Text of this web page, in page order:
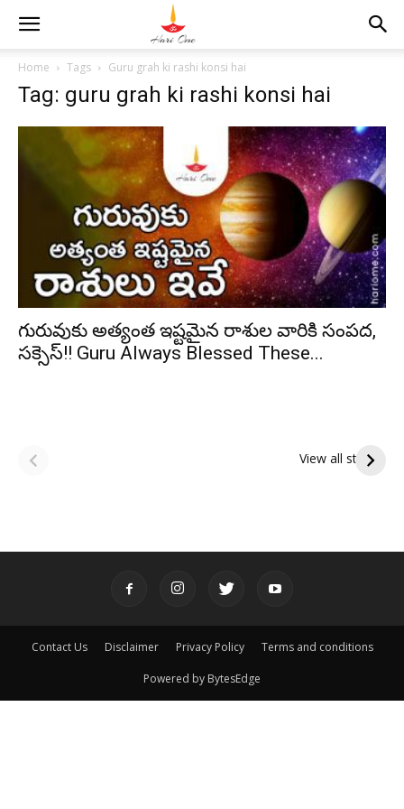
Home Tags Guru grah ki rashi konsi hai
Tag: guru grah ki rashi konsi hai
గురువుకు అత్యంత ఇష్టమైన రాశుల వారికి సంపద,
సక్సెస్!! Guru Always Blessed These...
View all stories
పితృదేవతల ఆశీర్వాదం
ఇంద్రకీలాద్రి గిరి ప్రదక్షిణ
Contact Us Disclaimer Privacy Policy Terms and conditions
Powered by BytesEdge